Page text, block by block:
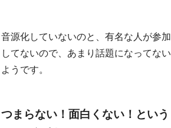
音源化していないのと、有名な人が参加
してないので、あまり話題になってない
ようです。
つまらない！面白くない！という